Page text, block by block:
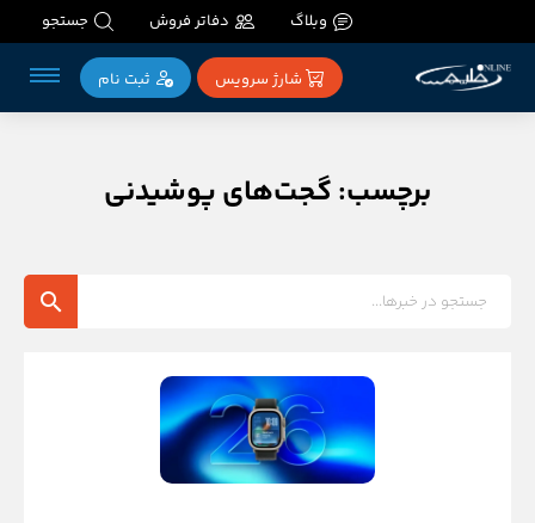
وبلاگ دفاتر فروش جستجو
شارژ سرویس ثبت‌ نام
برچسب: گجت‌های پوشیدنی